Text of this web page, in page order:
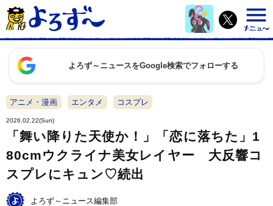
よろず～ニュースをGoogle検索でフォローする
アニメ・漫画 エンタメ コスプレ
2026.02.22(Sun)
「舞い降りた天使か！」「恋に落ちた」1
80cmウクライナ美女レイヤー 大反響コ
スプレにキュン♡続出
よろず～ニュース編集部